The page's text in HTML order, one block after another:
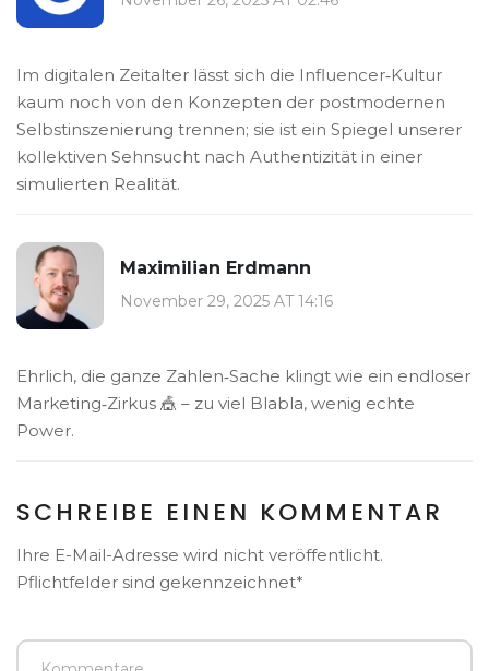
Im digitalen Zeitalter lässt sich die Influencer‑Kultur
kaum noch von den Konzepten der postmodernen
Selbstinszenierung trennen; sie ist ein Spiegel unserer
kollektiven Sehnsucht nach Authentizität in einer
simulierten Realität.
Maximilian Erdmann
November 29, 2025 AT 14:16
Ehrlich, die ganze Zahlen‑Sache klingt wie ein endloser
Marketing‑Zirkus 🎪 – zu viel Blabla, wenig echte
Power.
SCHREIBE EINEN KOMMENTAR
Ihre E-Mail-Adresse wird nicht veröffentlicht.
Pflichtfelder sind gekennzeichnet*